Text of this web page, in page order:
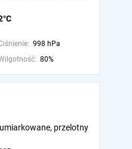
998 hPa
80%
przelotny